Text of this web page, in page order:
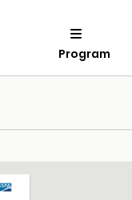
Program